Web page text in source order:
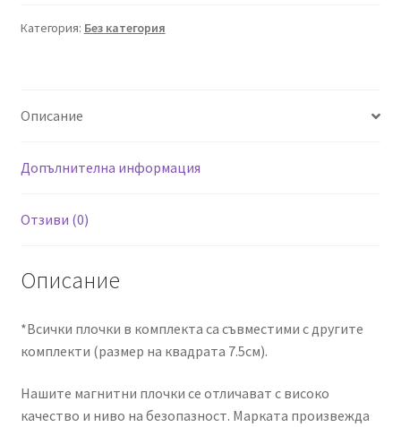
Виенско
Категория: Без категория
Описание
Допълнителна информация
Отзиви (0)
Описание
*Всички плочки в комплекта са съвместими с другите
комплекти (размер на квадрата 7.5см).
Нашите магнитни плочки се отличават с високо
качество и ниво на безопазност. Марката произвежда